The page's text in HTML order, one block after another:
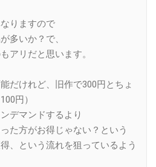
りますので
多いか？で、
アリだと思います。
だけれど、旧作で300円とちょ
円）
デマンドするより
た方がお得じゃない？という
、という流れを狙っているよう